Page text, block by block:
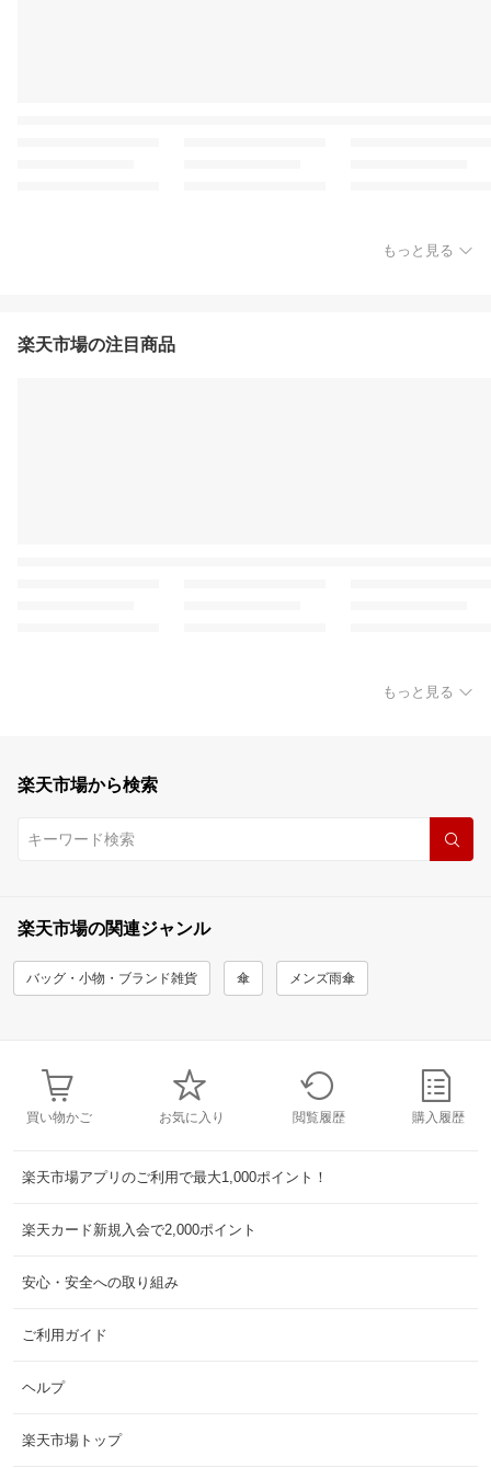
もっと見る
楽天市場の注目商品
もっと見る
楽天市場から検索
楽天市場の関連ジャンル
バッグ・小物・ブランド雑貨 傘 メンズ雨傘
買い物かご お気に入り 閲覧履歴 購入履歴
楽天市場アプリのご利用で最大1,000ポイント！
楽天カード新規入会で2,000ポイント
安心・安全への取り組み
ご利用ガイド
ヘルプ
楽天市場トップ